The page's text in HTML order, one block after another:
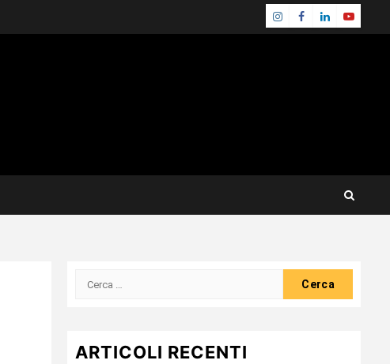
Instagram
Facebook
LinkedinYoutube
Ricerca
ARTICOLI RECENTI